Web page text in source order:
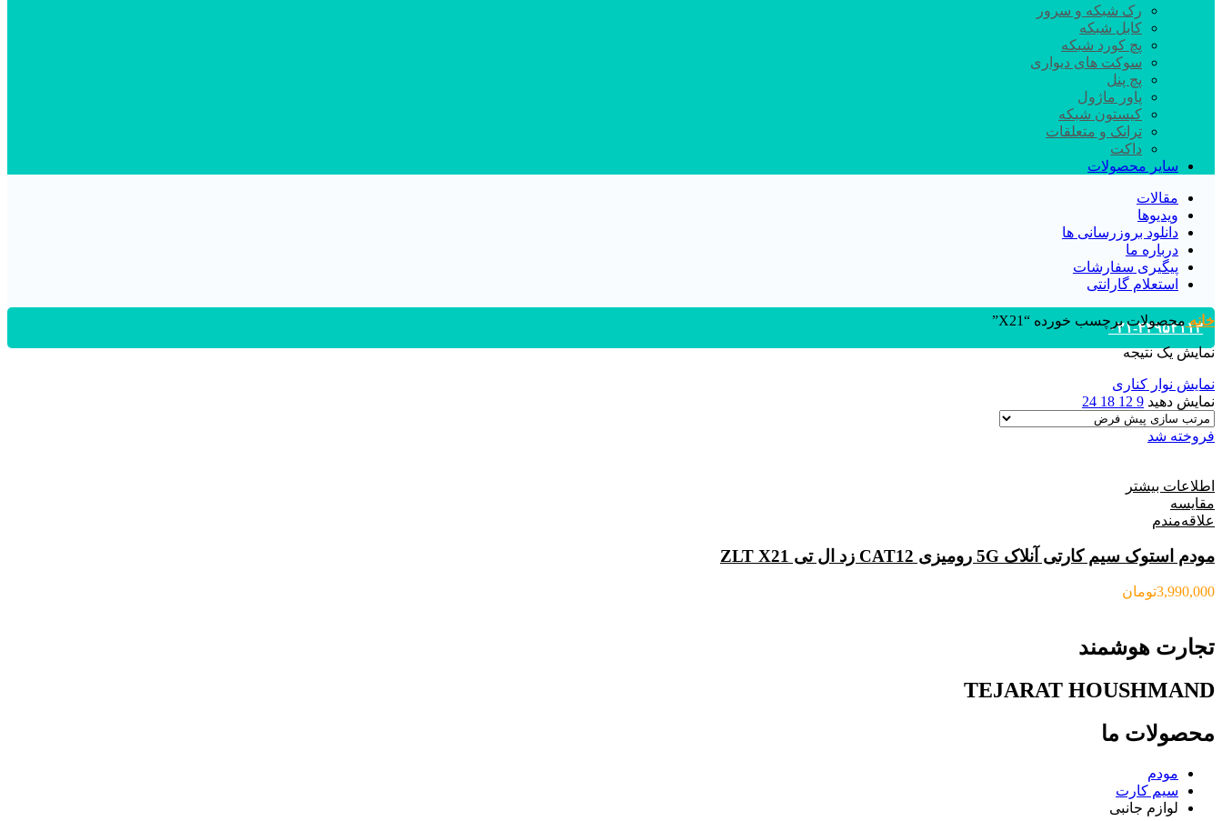
رک شبکه و سرور
کابل شبکه
پچ کورد شبکه
سوکت های دیواری
پچ پنل
پاور ماژول
کیستون شبکه
ترانک و متعلقات
داکت
سایر محصولات
مقالات
ویدیوها
دانلود بروزرسانی ها
درباره ما
پیگیری سفارشات
استعلام گارانتی
۰۲۱-۴۴۹۵۲۱۱۳خانه محصولات برچسب خورده “X21”
نمایش یک نتیجه
نمایش نوار کناری
نمایش دهید 9
12
18
24
فروخته شد
اطلاعات بیشتر
مقایسه
علاقه‌مندم
مودم استوک سیم کارتی آنلاک 5G رومیزی CAT12 زد ال تی ZLT X21
3,990,000تومان
تجارت هوشمند
TEJARAT HOUSHMAND
محصولات ما
مودم
سیم کارت
لوازم جانبی